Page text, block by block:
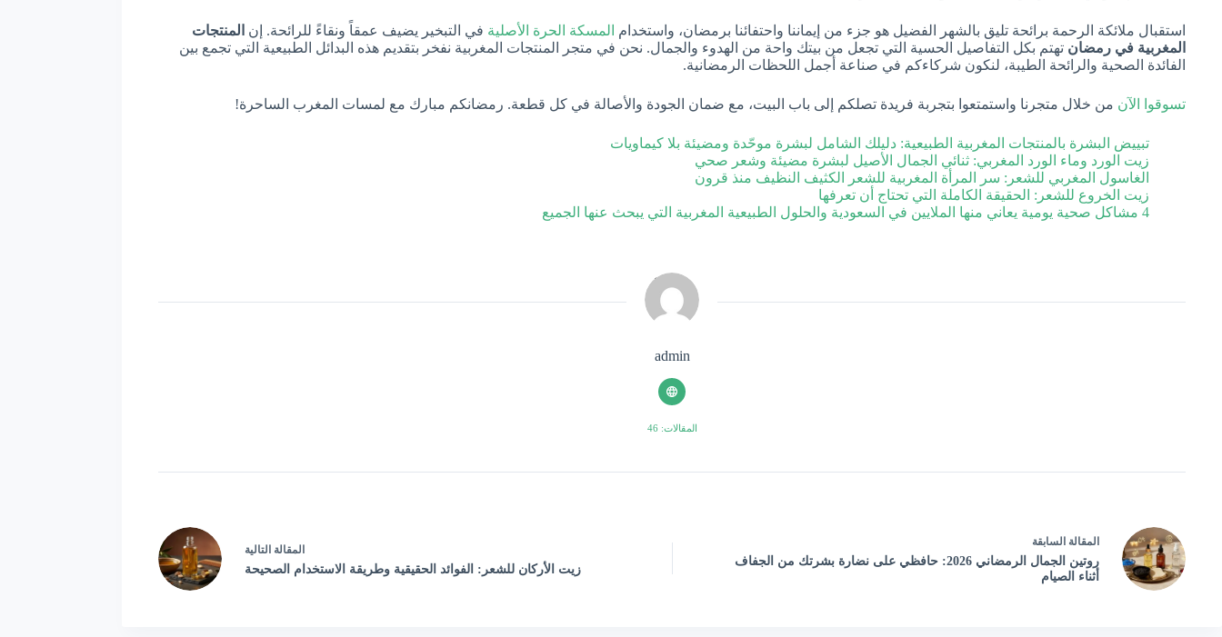
استقبال ملائكة الرحمة برائحة تليق بالشهر الفضيل هو جزء من إيماننا واحتفائنا برمضان، واستخدام المسكة الحرة الأصلية في التبخير يضيف عمقاً ونقاءً للرائحة. إن المنتجات
المغربية في رمضان تهتم بكل التفاصيل الحسية التي تجعل من بيتك واحة من الهدوء والجمال. نحن في متجر المنتجات المغربية نفخر بتقديم هذه البدائل الطبيعية التي تجمع بين
الفائدة الصحية والرائحة الطيبة، لنكون شركاءكم في صناعة أجمل اللحظات الرمضانية.
تسوقوا الآن من خلال متجرنا واستمتعوا بتجربة فريدة تصلكم إلى باب البيت، مع ضمان الجودة والأصالة في كل قطعة. رمضانكم مبارك مع لمسات المغرب الساحرة!
تبييض البشرة بالمنتجات المغربية الطبيعية: دليلك الشامل لبشرة موحّدة ومضيئة بلا كيماويات
زيت الورد وماء الورد المغربي: ثنائي الجمال الأصيل لبشرة مضيئة وشعر صحي
الغاسول المغربي للشعر: سر المرأة المغربية للشعر الكثيف النظيف منذ قرون
زيت الخروع للشعر: الحقيقة الكاملة التي تحتاج أن تعرفها
4 مشاكل صحية يومية يعاني منها الملايين في السعودية والحلول الطبيعية المغربية التي يبحث عنها الجميع
admin
المقالات: 46
المقالة السابقة
روتين الجمال الرمضاني 2026: حافظي على نضارة بشرتك من الجفاف
أثناء الصيام
المقالة التالية
زيت الأركان للشعر: الفوائد الحقيقية وطريقة الاستخدام الصحيحة